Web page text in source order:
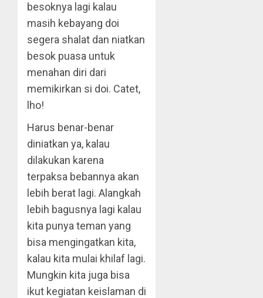
besoknya lagi kalau
masih kebayang doi
segera shalat dan niatkan
besok puasa untuk
menahan diri dari
memikirkan si doi. Catet,
lho!
Harus benar-benar
diniatkan ya, kalau
dilakukan karena
terpaksa bebannya akan
lebih berat lagi. Alangkah
lebih bagusnya lagi kalau
kita punya teman yang
bisa mengingatkan kita,
kalau kita mulai khilaf lagi.
Mungkin kita juga bisa
ikut kegiatan keislaman di